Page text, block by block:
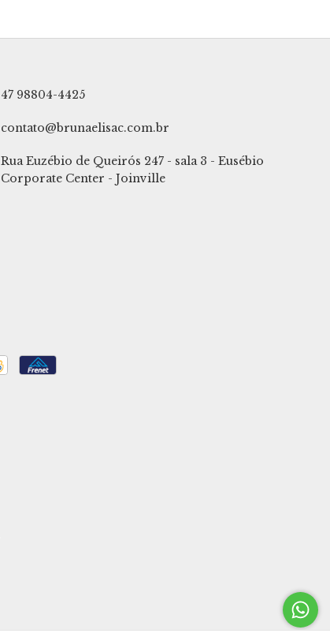
47 98804-4425
contato@brunaelisac.com.br
Rua Euzébio de Queirós 247 - sala 3 - Eusébio
Corporate Center - Joinville